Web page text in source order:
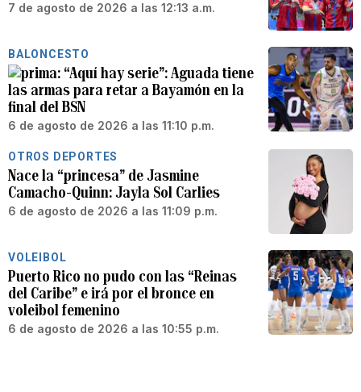
7 de agosto de 2026 a las 12:13 a.m.
BALONCESTO
“Aquí hay serie”: Aguada tiene
las armas para retar a Bayamón en la
final del BSN
6 de agosto de 2026 a las 11:10 p.m.
OTROS DEPORTES
Nace la “princesa” de Jasmine
Camacho-Quinn: Jayla Sol Carlies
6 de agosto de 2026 a las 11:09 p.m.
VOLEIBOL
Puerto Rico no pudo con las “Reinas
del Caribe” e irá por el bronce en
voleibol femenino
6 de agosto de 2026 a las 10:55 p.m.